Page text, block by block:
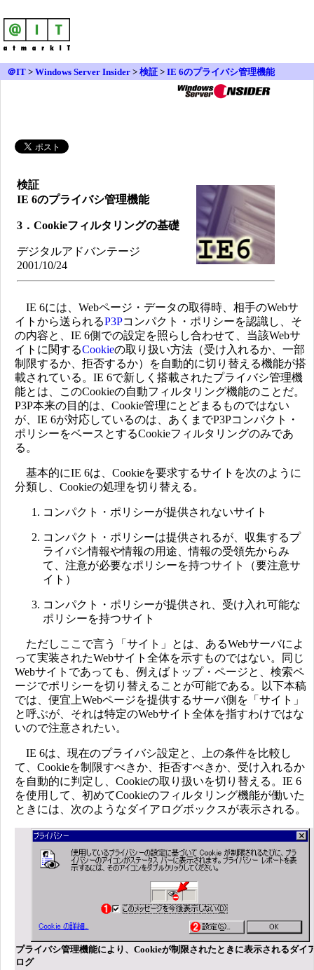
＠IT > Windows Server Insider > 検証 > IE 6のプライバシ管理機能
検証
IE 6のプライバシ管理機能
3．Cookieフィルタリングの基礎
デジタルアドバンテージ
2001/10/24
IE 6には、Webページ・データの取得時、相手のWebサ
イトから送られるP3Pコンパクト・ポリシーを認識し、そ
の内容と、IE 6側での設定を照らし合わせて、当該Webサ
イトに関するCookieの取り扱い方法（受け入れるか、一部
制限するか、拒否するか）を自動的に切り替える機能が搭
載されている。IE 6で新しく搭載されたプライバシ管理機
能とは、このCookieの自動フィルタリング機能のことだ。
P3P本来の目的は、Cookie管理にとどまるものではない
が、IE 6が対応しているのは、あくまでP3Pコンパクト・
ポリシーをベースとするCookieフィルタリングのみであ
る。
基本的にIE 6は、Cookieを要求するサイトを次のように
分類し、Cookieの処理を切り替える。
コンパクト・ポリシーが提供されないサイト
コンパクト・ポリシーは提供されるが、収集するプ
ライバシ情報や情報の用途、情報の受領先からみ
て、注意が必要なポリシーを持つサイト（要注意サ
イト）
コンパクト・ポリシーが提供され、受け入れ可能な
ポリシーを持つサイト
ただしここで言う「サイト」とは、あるWebサーバによ
って実装されたWebサイト全体を示すものではない。同じ
Webサイトであっても、例えばトップ・ページと、検索ペ
ージでポリシーを切り替えることが可能である。以下本稿
では、便宜上Webページを提供するサーバ側を「サイト」
と呼ぶが、それは特定のWebサイト全体を指すわけではな
いので注意されたい。
IE 6は、現在のプライバシ設定と、上の条件を比較し
て、Cookieを制限すべきか、拒否すべきか、受け入れるか
を自動的に判定し、Cookieの取り扱いを切り替える。IE 6
を使用して、初めてCookieのフィルタリング機能が働いた
ときには、次のようなダイアログボックスが表示される。
プライバシ管理機能により、Cookieが制限されたときに表示されるダイ
ログ